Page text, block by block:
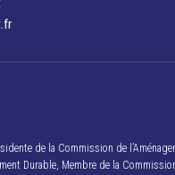
de la Commission de
Durable, Membre de la